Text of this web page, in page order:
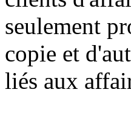
seulement
copie et
liés aux